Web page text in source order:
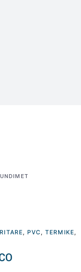
tepër
, PVC , TERMIKE,